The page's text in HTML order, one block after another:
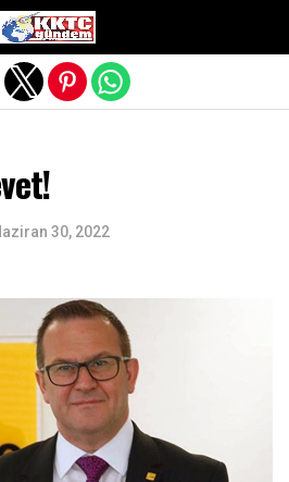
30, 2022
mobile version